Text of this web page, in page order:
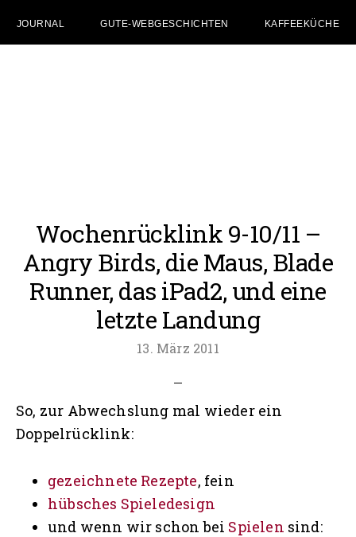
JOURNAL GUTE-WEBGESCHICHTEN KAFFEEKÜCHE
Wochenrücklink 9-10/11 –
Angry Birds, die Maus, Blade
Runner, das iPad2, und eine
letzte Landung
13. März 2011
So, zur Abwechslung mal wieder ein
Doppelrücklink:
gezeichnete Rezepte, fein
hübsches Spieledesign
und wenn wir schon bei Spielen sind: